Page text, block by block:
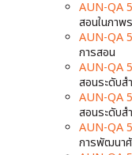
AUN-QA
สอนในภา
AUN-QA
การสอน
AUN-QA
สอนระดับส
AUN-QA
สอนระดับส
AUN-QA
การพัฒนา